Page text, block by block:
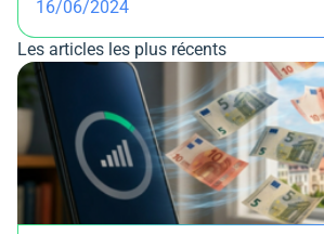
16/06/2024
Les articles les plus récents